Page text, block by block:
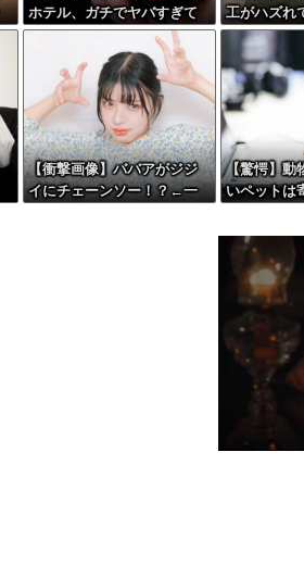
ホテル、ガチでヤバすぎて
炎上wwwwww
工がハズれ
終わる
【衝撃画像】ババアがジジ
イにチェーンソー！？←一
【驚愕】動
いペットは
うなん？w
w w